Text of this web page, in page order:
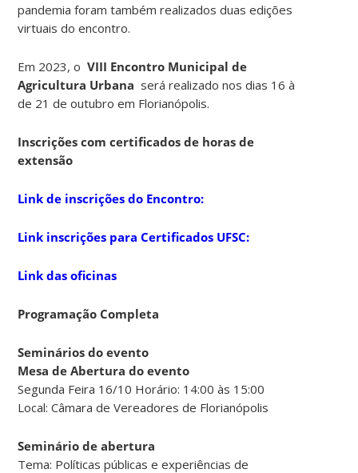
pandemia foram também realizados duas edições
virtuais do encontro.
Em 2023, oVIII Encontro Municipal de
Agricultura Urbana será realizado nos dias 16 à
de 21 de outubro em Florianópolis.
Inscrições com certificados de horas de
extensão
Link de inscrições do Encontro:
Link inscrições para Certificados UFSC:
Link das oficinas
Programação Completa
Seminários do evento
Mesa de Abertura do evento
Segunda Feira 16/10 Horário: 14:00 às 15:00
Local: Câmara de Vereadores de Florianópolis
Seminário de abertura
Tema: Políticas públicas e experiências de